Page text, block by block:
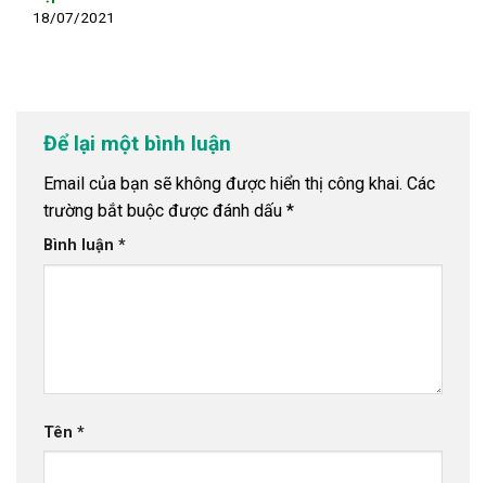
18/07/2021
Để lại một bình luận
Email của bạn sẽ không được hiển thị công khai. Các
trường bắt buộc được đánh dấu *
Bình luận *
Tên *